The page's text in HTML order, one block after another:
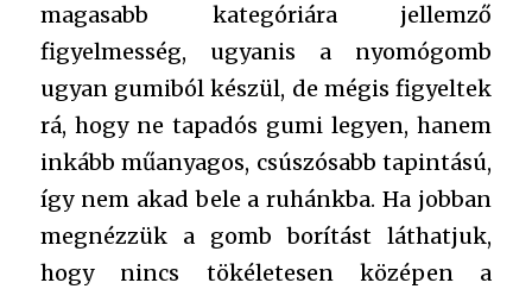
magasabb kategóriára jellemző
figyelmesség, ugyanis a nyomógomb
ugyan gumiból készül, de mégis figyeltek
rá, hogy ne tapadós gumi legyen, hanem
inkább műanyagos, csúszósabb tapintású,
így nem akad bele a ruhánkba. Ha jobban
megnézzük a gomb borítást láthatjuk,
hogy nincs tökéletesen középen a